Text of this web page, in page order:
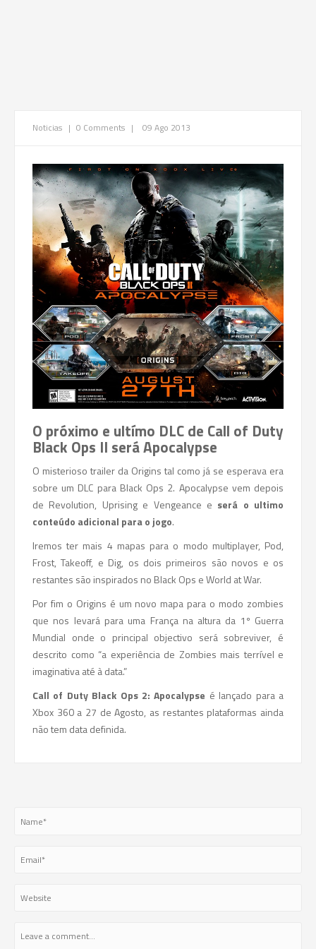
Noticias | 0 Comments | 09 Ago 2013
O próximo e ultímo DLC de Call of Duty
Black Ops II será Apocalypse
O misterioso trailer da Origins tal como já se esperava era
sobre um DLC para Black Ops 2. Apocalypse vem depois
de Revolution, Uprising e Vengeance e será o ultimo
conteúdo adicional para o jogo.
Iremos ter mais 4 mapas para o modo multiplayer, Pod,
Frost, Takeoff, e Dig, os dois primeiros são novos e os
restantes são inspirados no Black Ops e World at War.
Por fim o Origins é um novo mapa para o modo zombies
que nos levará para uma França na altura da 1º Guerra
Mundial onde o principal objectivo será sobreviver, é
descrito como “a experiência de Zombies mais terrível e
imaginativa até à data.”
Call of Duty Black Ops 2: Apocalypse é lançado para a
Xbox 360 a 27 de Agosto, as restantes plataformas ainda
não tem data definida.